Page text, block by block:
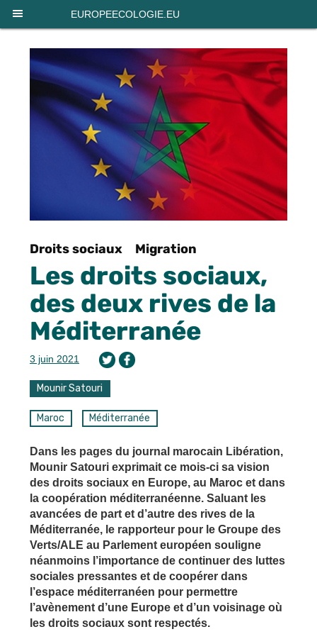
EUROPEECOLOGIE.EU
Droits sociaux Migration
Les droits sociaux,
des deux rives de la
Méditerranée
3 juin 2021
Mounir Satouri
Maroc Méditerranée
Dans les pages du journal marocain Libération,
Mounir Satouri exprimait ce mois-ci sa vision
des droits sociaux en Europe, au Maroc et dans
la coopération méditerranéenne. Saluant les
avancées de part et d’autre des rives de la
Méditerranée, le rapporteur pour le Groupe des
Verts/ALE au Parlement européen souligne
néanmoins l’importance de continuer des luttes
sociales pressantes et de coopérer dans
l’espace méditerranéen pour permettre
l’avènement d’une Europe et d’un voisinage où
les droits sociaux sont respectés.